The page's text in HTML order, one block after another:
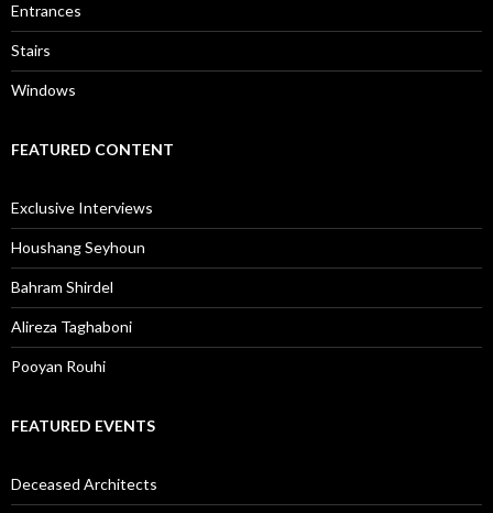
Entrances
Stairs
Windows
FEATURED CONTENT
Exclusive Interviews
Houshang Seyhoun
Bahram Shirdel
Alireza Taghaboni
Pooyan Rouhi
FEATURED EVENTS
Deceased Architects